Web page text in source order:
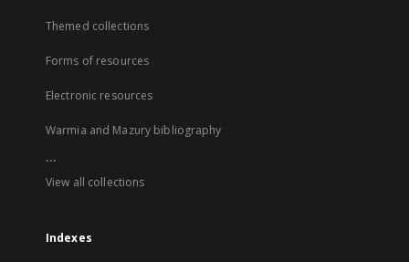
Themed collections
Forms of resources
Electronic resources
Warmia and Mazury bibliography
...
View all collections
Indexes